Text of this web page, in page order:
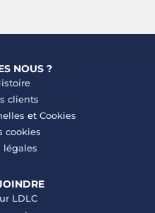
NOUS ?
clients
et Cookies
cookies
légales
LDLC